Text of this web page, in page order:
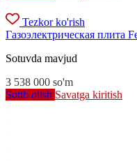
Tezkor ko'rish
Газоэлектрическая плита
Sotuvda mavjud
3 538 000 so'm
Sotib olish Savatga kiritish